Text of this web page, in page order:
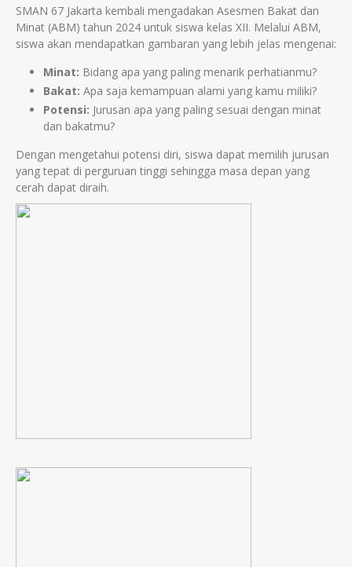
SMAN 67 Jakarta kembali mengadakan Asesmen Bakat dan
Minat (ABM) tahun 2024 untuk siswa kelas XII. Melalui ABM,
siswa akan mendapatkan gambaran yang lebih jelas mengenai:
Minat: Bidang apa yang paling menarik perhatianmu?
Bakat: Apa saja kemampuan alami yang kamu miliki?
Potensi: Jurusan apa yang paling sesuai dengan minat
dan bakatmu?
Dengan mengetahui potensi diri, siswa dapat memilih jurusan
yang tepat di perguruan tinggi sehingga masa depan yang
cerah dapat diraih.